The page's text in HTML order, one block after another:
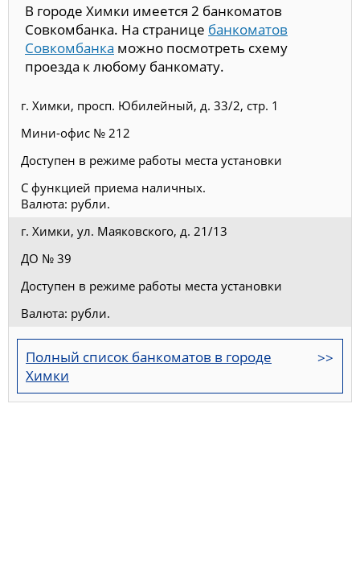
В городе Химки имеется 2 банкоматов
Совкомбанка. На странице банкоматов
Совкомбанка можно посмотреть схему
проезда к любому банкомату.
г. Химки, просп. Юбилейный, д. 33/2, стр. 1
Мини-офис № 212
Доступен в режиме работы места установки
С функцией приема наличных.
Валюта: рубли.
г. Химки, ул. Маяковского, д. 21/13
ДО № 39
Доступен в режиме работы места установки
Валюта: рубли.
Полный список банкоматов в городе
Химки